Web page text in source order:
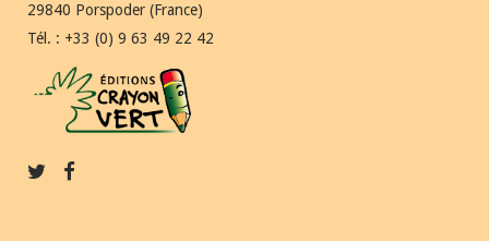
29840 Porspoder (France)
Tél. : +33 (0) 9 63 49 22 42